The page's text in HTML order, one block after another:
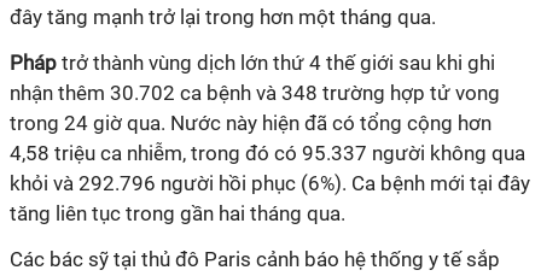
đây tăng mạnh trở lại trong hơn một tháng qua.
Pháp trở thành vùng dịch lớn thứ 4 thế giới sau khi ghi
nhận thêm 30.702 ca bệnh và 348 trường hợp tử vong
trong 24 giờ qua. Nước này hiện đã có tổng cộng hơn
4,58 triệu ca nhiễm, trong đó có 95.337 người không qua
khỏi và 292.796 người hồi phục (6%). Ca bệnh mới tại đây
tăng liên tục trong gần hai tháng qua.
Các bác sỹ tại thủ đô Paris cảnh báo hệ thống y tế sắp